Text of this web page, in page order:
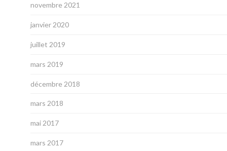
novembre 2021
janvier 2020
juillet 2019
mars 2019
décembre 2018
mars 2018
mai 2017
mars 2017